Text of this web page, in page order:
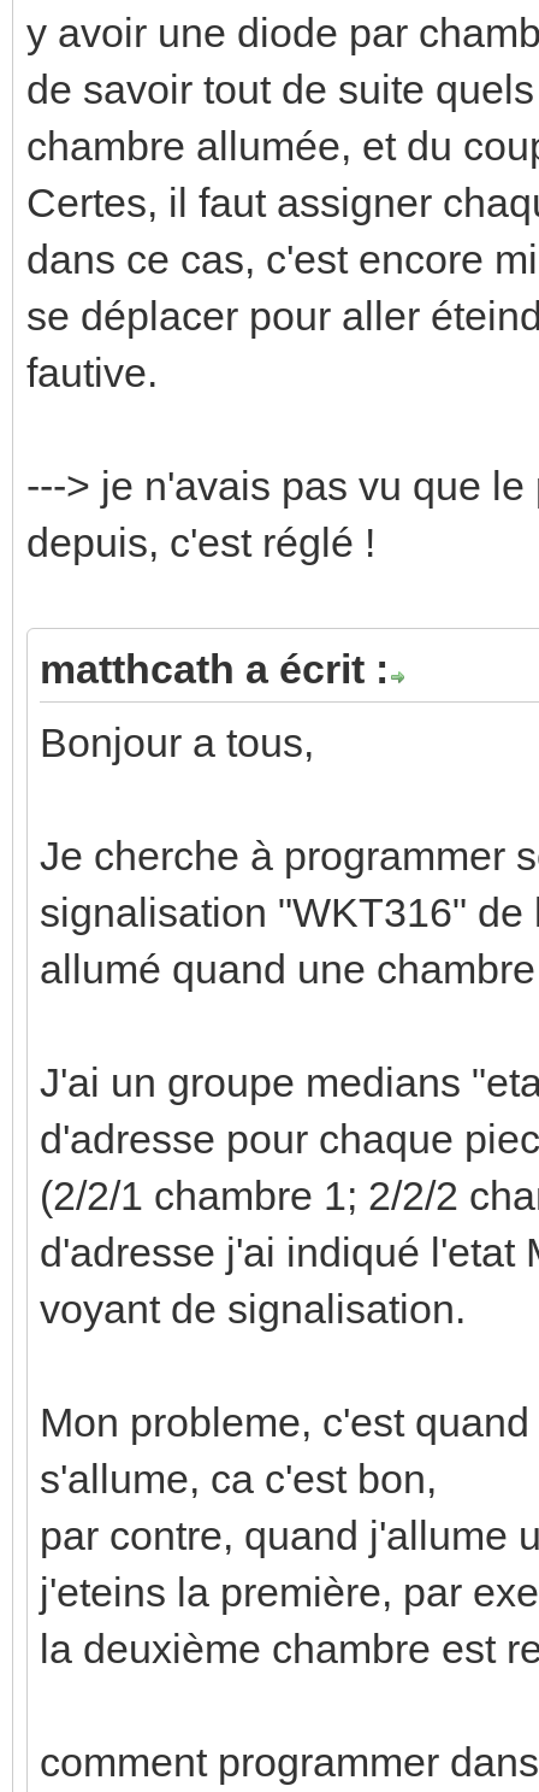
y avoir une diode par
de savoir tout de suite
chambre allumée, et du
Certes, il faut assigner
dans ce cas, c'est encore
se déplacer pour aller
fautive.
---> je n'avais pas vu que
depuis, c'est réglé !
matthcath a écrit :
Bonjour a tous,
Je cherche à programmer
signalisation "WKT316"
allumé quand une
J'ai un groupe medians
d'adresse pour chaque
(2/2/1 chambre 1; 2/2/2
d'adresse j'ai indiqué l'etat
voyant de signalisation.
Mon probleme, c'est
s'allume, ca c'est bon,
par contre, quand j'allume
j'eteins la première, par
la deuxième chambre est
comment programmer